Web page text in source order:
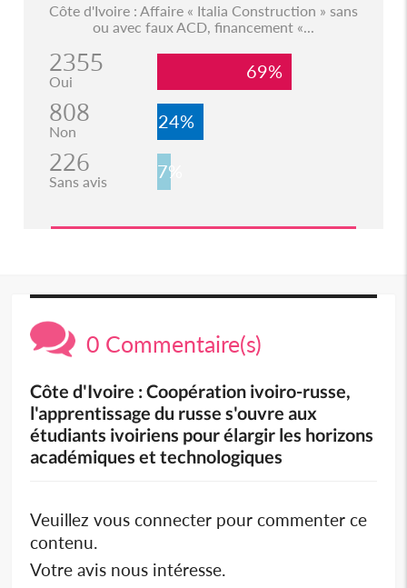
Côte d'Ivoire : Affaire « Italia Construction » sans
ou avec faux ACD, financement «...
2355
Oui 69%
808
Non 24%
226
Sans avis 7%
0 Commentaire(s)
Côte d'Ivoire : Coopération ivoiro-russe,
l'apprentissage du russe s'ouvre aux
étudiants ivoiriens pour élargir les horizons
académiques et technologiques
Veuillez vous connecter pour commenter ce
contenu.
Votre avis nous intéresse.